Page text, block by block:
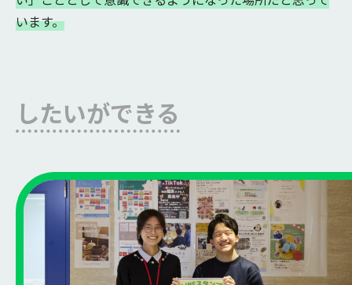
います。
したいができる